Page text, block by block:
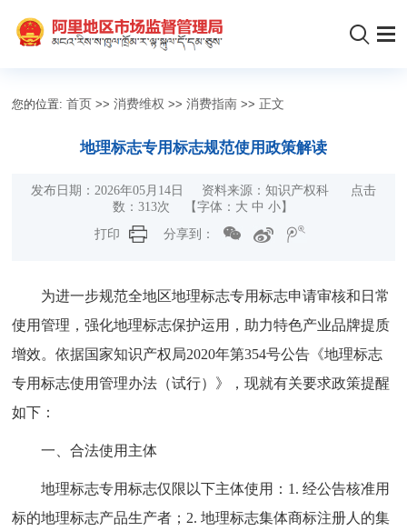
您的位置:首页 >>消费维权 >>消费指南 >> 正文
地理标志专用标志规范使用政策解读
发布日期：2026年05月14日 资料来源：知识产权科 点击
数：313次 【字体： 大 中 小 】
打印
分享到：
为进一步规范全地区地理标志专用标志申请审核和日常
使用管理，强化地理标志保护运用，助力特色产业品牌提质
增效。依据国家知识产权局2020年第354号公告《地理标志
专用标志使用管理办法（试行）》，现就有关要求政策提醒
如下：
一、合法使用主体
地理标志专用标志仅限以下主体使用：1. 经公告核准用
标的地理标志产品生产者；2. 地理标志集体商标注册人的集